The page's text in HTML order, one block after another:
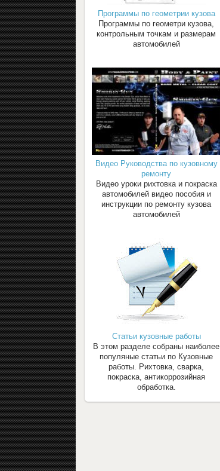
Программы по геометрии кузова
Программы по геометри кузова,
контрольным точкам и размерам
автомобилей
Видео Руководства по кузовному
ремонту
Видео уроки рихтовка и покраска
автомобилей видео пособия и
инструкции по ремонту кузова
автомобилей
Статьи кузовные работы
В этом разделе собраны наиболее
популяные статьи по Кузовные
работы. Рихтовка, сварка,
покраска, антикоррозийная
обработка.